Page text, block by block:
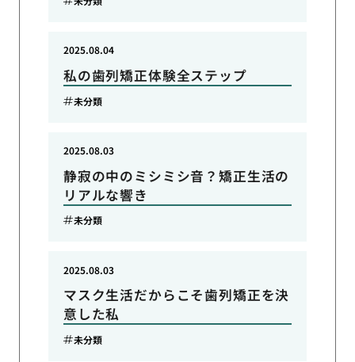
私の歯列矯正体験全ステップ
2025.08.04
未分類
静寂の中のミシミシ音？矯正生活の
リアルな響き
2025.08.03
未分類
マスク生活だからこそ歯列矯正を決
意した私
2025.08.03
未分類